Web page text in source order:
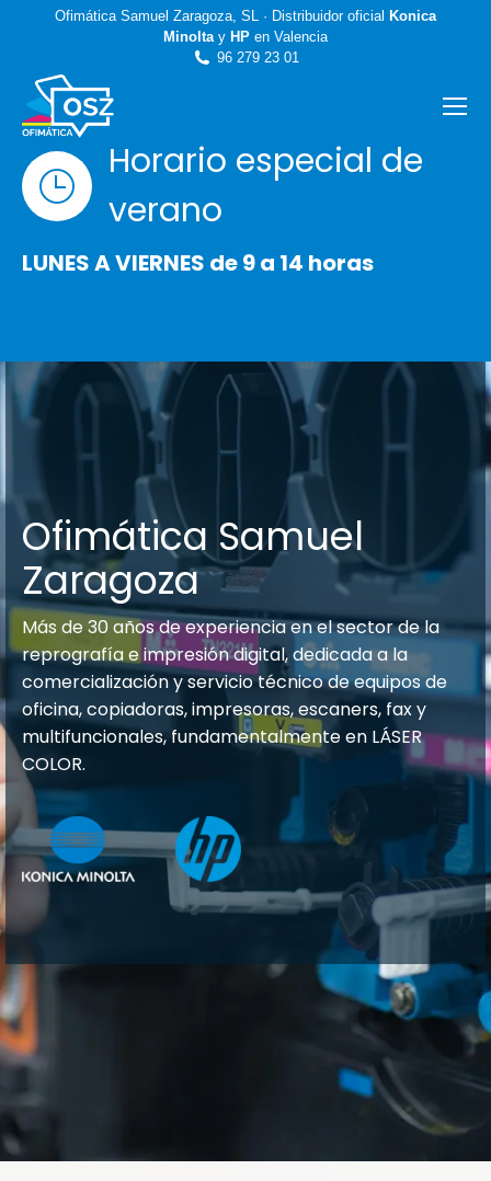
Ofimática Samuel Zaragoza, SL · Distribuidor oficial Konica
Minoltay HP en Valencia
96 279 23 01
Horario especial de
verano
LUNES A VIERNES de 9 a 14 horas
Ofimática Samuel
Zaragoza
Más de 30 años de experiencia en el sector de la
reprografía e impresión digital, dedicada a la
comercialización y servicio técnico de equipos de
oficina, copiadoras, impresoras, escaners, fax y
multifuncionales, fundamentalmente en LÁSER
COLOR.